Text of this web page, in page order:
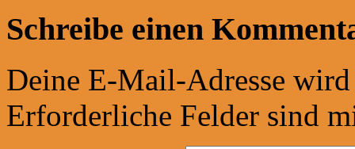
Schreibe einen
Deine E-Mail-Adresse
Erforderliche Felder sind